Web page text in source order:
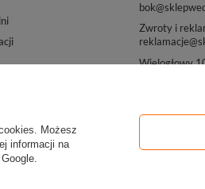
Zwroty i
Wielogłowy
. Możesz
informacji na